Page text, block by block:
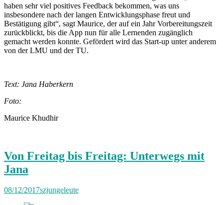
haben sehr viel positives Feedback bekommen, was uns
insbesondere nach der langen Entwicklungsphase freut und
Bestätigung gibt“, sagt Maurice, der auf ein Jahr Vorbereitungszeit
zurückblickt, bis die App nun für alle Lernenden zugänglich
gemacht werden konnte. Gefördert wird das Start-up unter anderem
von der LMU und der TU.
Text: Jana Haberkern
Foto:
Maurice Khudhir
Von Freitag bis Freitag: Unterwegs mit
Jana
08/12/2017szjungeleute